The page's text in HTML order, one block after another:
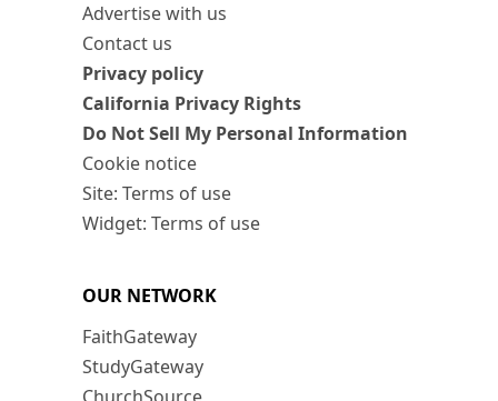
Advertise with us
Contact us
Privacy policy
California Privacy Rights
Do Not Sell My Personal Information
Cookie notice
Site: Terms of use
Widget: Terms of use
OUR NETWORK
FaithGateway
StudyGateway